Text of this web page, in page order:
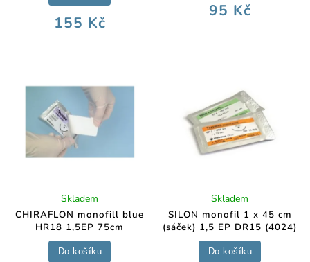
155 Kč
95 Kč
CHIRAFLON monofill blue
HR18 1,5EP 75cm
Skladem
Do košíku
SILON monofil 1 x 45 cm
(sáček) 1,5 EP DR15 (4024)
Skladem
Do košíku